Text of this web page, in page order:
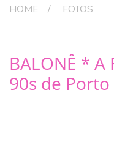
HOME FOTOS
BALONÊ * A
90s de